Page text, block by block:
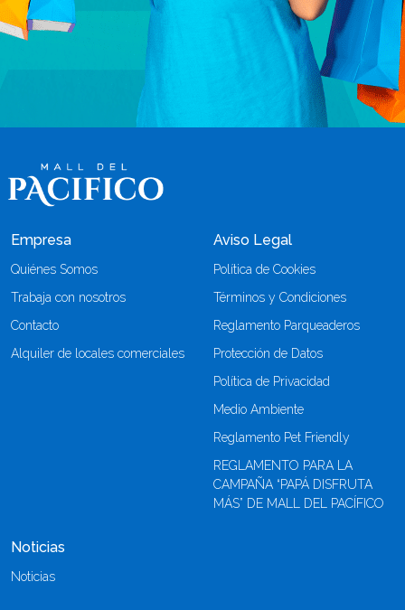
Empresa
Quiénes Somos
Trabaja con nosotros
Contacto
Alquiler de locales comerciales
Aviso Legal
Política de Cookies
Términos y Condiciones
Reglamento Parqueaderos
Protección de Datos
Política de Privacidad
Medio Ambiente
Reglamento Pet Friendly
REGLAMENTO PARA LA
CAMPAÑA “PAPÁ DISFRUTA
MÁS” DE MALL DEL PACÍFICO
Noticias
Noticias